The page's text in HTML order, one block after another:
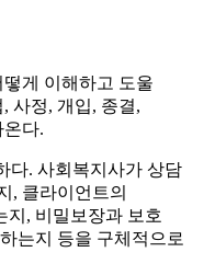
게 이해하고 도울
사정, 개입, 종결,
다.
다. 사회복지사가 상담
, 클라이언트의
지, 비밀보장과 보호
는지 등을 구체적으로